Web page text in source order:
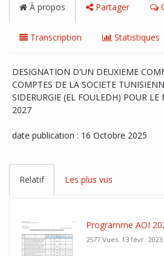
À propos Partager
Transcription Statistiques
DESIGNATION D'UN DEUXIEME
COMPTES DE LA SOCIETE
SIDERURGIE (EL FOULEDH) POUR
2027
date publication : 16 Octobre 2025
Relatif Les plus vus
Programme AOI
2577 Vues. 13 févr. 2023